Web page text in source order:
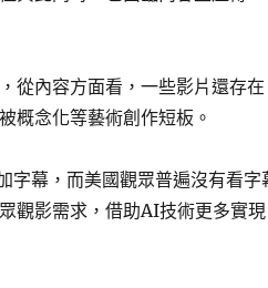
從內容方面看，一些影片還存在
概念化等藝術創作短板。
字幕，而美國觀眾普遍沒有看字
觀影需求，借助AI技術更多實現